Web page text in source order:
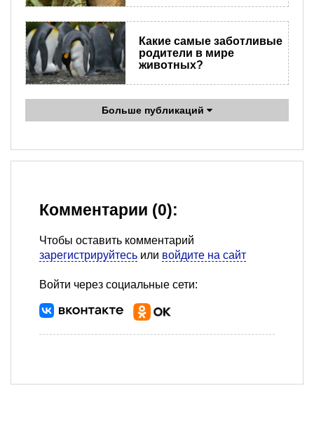
Какие самые заботливые
родители в мире
животных?
Больше публикаций
Комментарии (0):
Чтобы оставить комментарий
зарегистрируйтесь или войдите на сайт
Войти через социальные сети: